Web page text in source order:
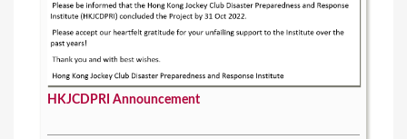
HKJCDPRI Announcement